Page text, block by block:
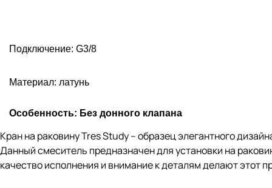
Подключение: G3/8
Материал: латунь
Особенность: Без донного клапана
Кран на раковину Tres Study – образец элегантного
Данный смеситель предназначен для установки на
качество исполнения и внимание к деталям делают этот